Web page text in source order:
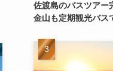
佐渡島のバスツアー
金山も定期観光バス